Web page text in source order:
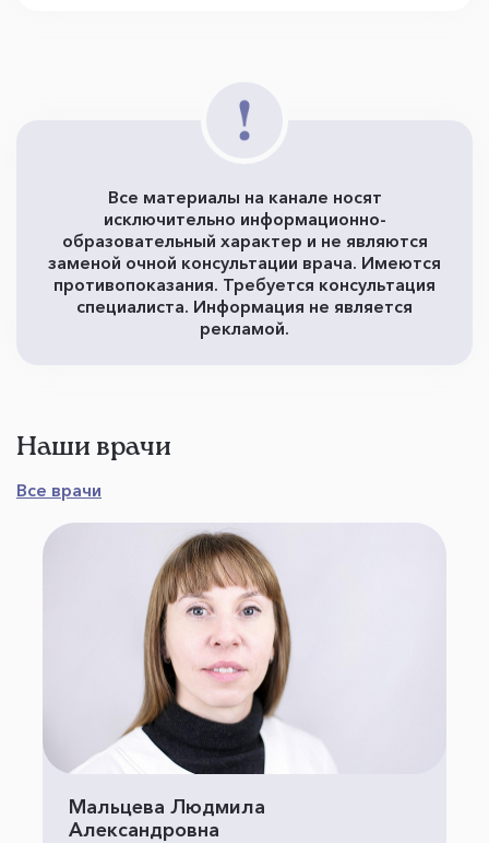
Все материалы на канале носят
исключительно информационно-
образовательный характер и не являются
заменой очной консультации врача. Имеются
противопоказания. Требуется консультация
специалиста. Информация не является
рекламой.
Наши врачи
Все врачи
Мальцева Людмила
Александровна